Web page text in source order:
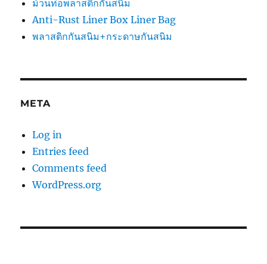
ม้วนท่อพลาสติกกันสนิม
Anti-Rust Liner Box Liner Bag
พลาสติกกันสนิม+กระดาษกันสนิม
META
Log in
Entries feed
Comments feed
WordPress.org